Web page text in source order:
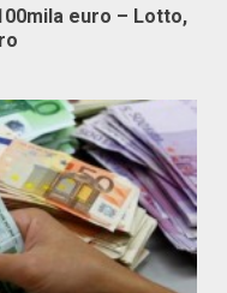
euro – Lotto,